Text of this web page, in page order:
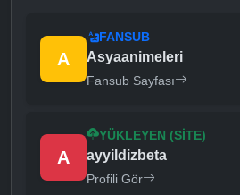
A
FANSUB
Asyaanimeleri
Fansub Sayfası
A
YÜKLEYEN (SITE)
ayyildizbeta
Profili Gör